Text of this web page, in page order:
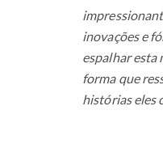
inovações e
espalhar esta
forma que
histórias eles